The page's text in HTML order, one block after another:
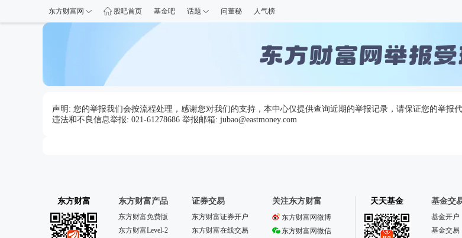
东方财富网 股吧首页 基金吧 话题 问董秘 人气榜
声明: 您的举报我们会按流程处理，感谢您对我们的支持，本中心仅提供查询近期的举报记录，请保证您的举报
违法和不良信息举报: 021-61278686 举报邮箱: jubao@eastmoney.com
东方财富 东方财富产品
东方财富免费版
东方财富Level-2
证券交易
东方财富证券开户
东方财富在线交易
关注东方财富
东方财富网微博
东方财富网微信
天天基金 基金交
基金开户
基金交易